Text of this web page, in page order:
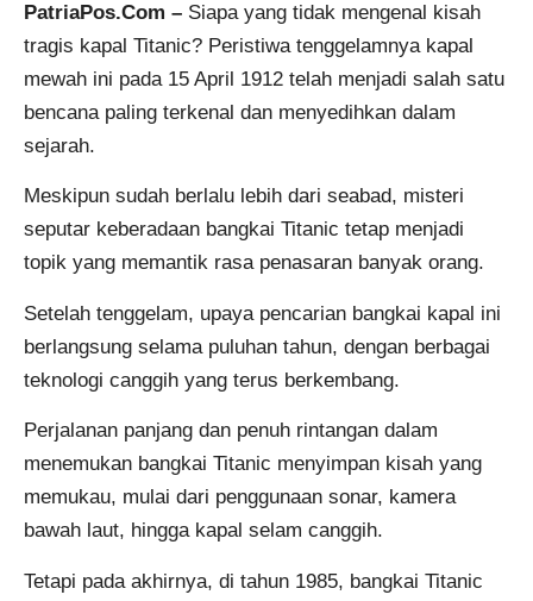
PatriaPos.Com – Siapa yang tidak mengenal kisah
tragis kapal Titanic? Peristiwa tenggelamnya kapal
mewah ini pada 15 April 1912 telah menjadi salah satu
bencana paling terkenal dan menyedihkan dalam
sejarah.
Meskipun sudah berlalu lebih dari seabad, misteri
seputar keberadaan bangkai Titanic tetap menjadi
topik yang memantik rasa penasaran banyak orang.
Setelah tenggelam, upaya pencarian bangkai kapal ini
berlangsung selama puluhan tahun, dengan berbagai
teknologi canggih yang terus berkembang.
Perjalanan panjang dan penuh rintangan dalam
menemukan bangkai Titanic menyimpan kisah yang
memukau, mulai dari penggunaan sonar, kamera
bawah laut, hingga kapal selam canggih.
Tetapi pada akhirnya, di tahun 1985, bangkai Titanic